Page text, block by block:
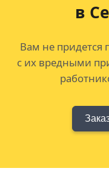
в
Вам не придется
с их вредными